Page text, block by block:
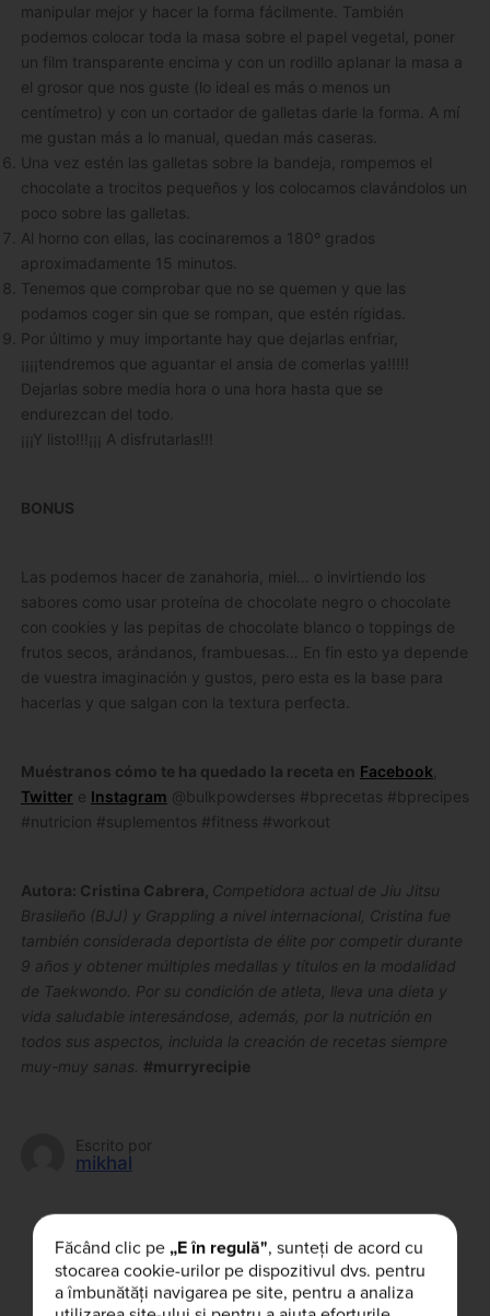
manipular mejor y hacer la forma fácilmente. También
podemos colocar toda la masa sobre el papel vegetal, poner
un film transparente encima y con un rodillo aplanar la masa a
el grosor que nos guste (lo ideal es más o menos un
centímetro) y con un cortador de galletas darle la forma. A mí
me gustan más a lo manual, quedan más caseras.
Una vez estén las galletas sobre la bandeja, rompemos el
chocolate a trocitos pequeños y los colocamos clavándolos un
poco sobre las galletas.
Al horno con ellas, las cocinaremos a 180º grados
aproximadamente 15 minutos.
Tenemos que comprobar que no se quemen y que las
podamos coger sin que se rompan, que estén rígidas.
Por último y muy importante hay que dejarlas enfriar,
¡¡¡¡tendremos que aguantar el ansia de comerlas ya!!!!!
Dejarlas sobre media hora o una hora hasta que se
endurezcan del todo.
¡¡¡Y listo!!!¡¡¡ A disfrutarlas!!!
BONUS
Las podemos hacer de zanahoria, miel… o invirtiendo los
sabores como usar proteína de chocolate negro o chocolate
con cookies y las pepitas de chocolate blanco o toppings de
frutos secos, arándanos, frambuesas… En fin esto ya depende
de vuestra imaginación y gustos, pero esta es la base para
hacerlas y que salgan con la textura perfecta.
Muéstranos cómo te ha quedado la receta en Facebook
Twitter e Instagram @bulkpowderses #bprecetas #bprecipes
#nutricion #suplementos #fitness #workout
Autora: Cristina Cabrera, Competidora actual de Jiu Jitsu
Brasileño (BJJ) y Grappling a nivel internacional, Cristina fue
también considerada deportista de élite por competir durante
9 años y obtener múltiples medallas y títulos en la modalidad
de Taekwondo. Por su condición de atleta, lleva una dieta y
vida saludable interesándose, además, por la nutrición en
todos sus aspectos, incluida la creación de recetas siempre
muy-muy sanas. #murryrecipie
Escrito por
mikhal
¿Le ha gustado este artículo?
Făcând clic pe „E în regulă", sunteți de acord cu
stocarea cookie-urilor pe dispozitivul dvs. pentru
a îmbunătăți navigarea pe site, pentru a analiza